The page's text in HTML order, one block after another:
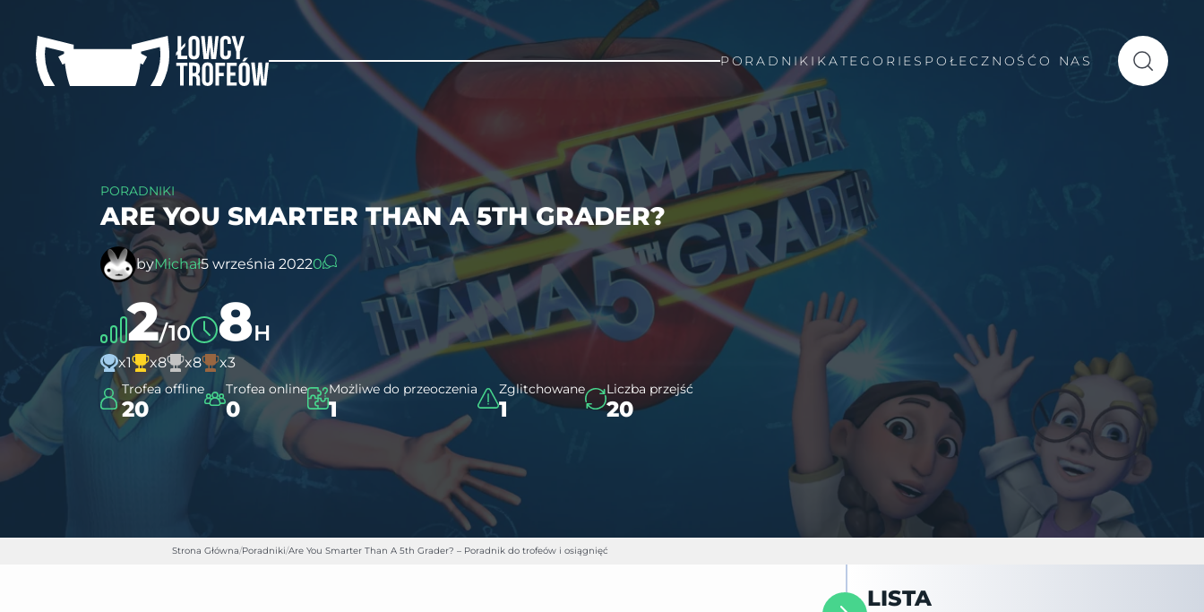
PORADNIKIKATEGORIE SPOŁECZNOŚĆO NAS
PORADNIKI
ARE YOU SMARTER THAN A 5TH GRADER?
byMichał5 września 20220
2/10 8H
x1 x8 x8 x3
Trofea offline
20
Trofea online
0
Możliwe do przeoczenia
1
Zglitchowane
1
Liczba przejść
20
Strona Główna/Poradniki/Are You Smarter Than A 5th Grader? – Poradnik do trofeów i osiągnięć
LISTA